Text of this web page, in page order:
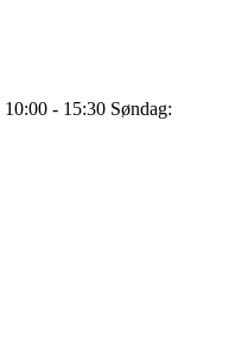
10:00 - 15:30 Søndag: